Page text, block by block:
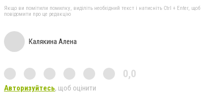
Якщо ви помітили помилку, виділіть необхідний текст і натисніть Ctrl + Enter, щоб
повідомити про це редакцію
Калякина Алена
0,0
Авторизуйтесь, щоб оцінити